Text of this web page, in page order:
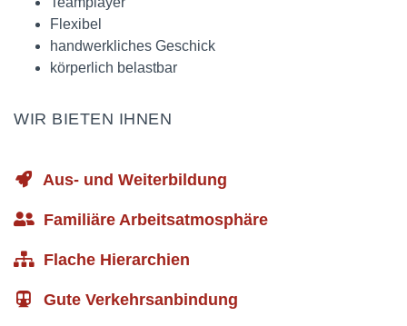
Flexibel
handwerkliches Geschick
körperlich belastbar
WIR BIETEN IHNEN
Aus- und Weiterbildung
Familiäre Arbeitsatmosphäre
Flache Hierarchien
Gute Verkehrsanbindung